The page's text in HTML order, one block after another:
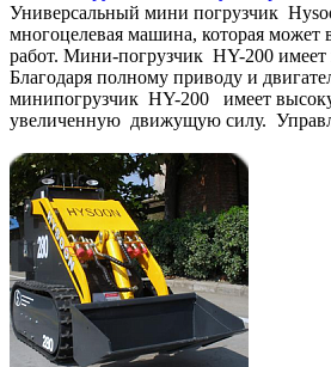
Универсальный мини погрузчик
многоцелевая машина, которая может
работ. Мини-погрузчик HY-200 имеет
Благодаря полному приводу и
минипогрузчик HY-200 имеет
увеличенную движущую силу.